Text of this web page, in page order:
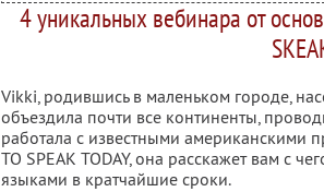
4 уникальных вебинара от
Vikki, родившись в маленьком городе,
объездила почти все континенты,
работала с известными американскими
TO SPEAK TODAY, она расскажет вам с
языками в кратчайшие сроки.